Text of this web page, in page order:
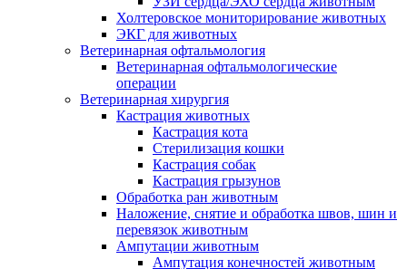
Холтеровское мониторирование животных
ЭКГ для животных
Ветеринарная офтальмология
Ветеринарная офтальмологические
операции
Ветеринарная хирургия
Кастрация животных
Кастрация кота
Стерилизация кошки
Кастрация собак
Кастрация грызунов
Обработка ран животным
Наложение, снятие и обработка швов, шин и
перевязок животным
Ампутации животным
Ампутация конечностей животным